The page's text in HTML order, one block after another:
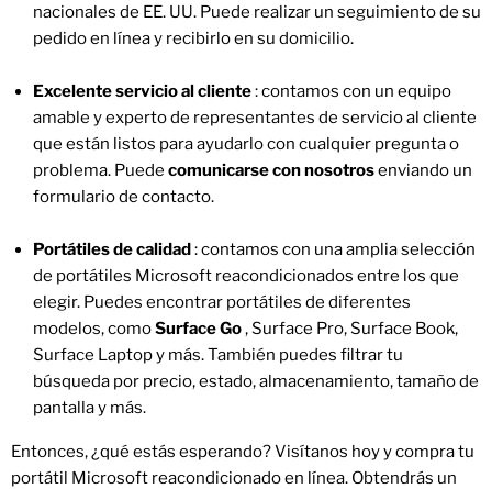
nacionales de EE. UU. Puede realizar un seguimiento de su
pedido en línea y recibirlo en su domicilio.
Excelente servicio al cliente: contamos con un equipo
amable y experto de representantes de servicio al cliente
que están listos para ayudarlo con cualquier pregunta o
problema. Puede comunicarse con nosotrosenviando un
formulario de contacto.
Portátiles de calidad: contamos con una amplia selección
de portátiles Microsoft reacondicionados entre los que
elegir. Puedes encontrar portátiles de diferentes
modelos, comoSurface Go, Surface Pro, Surface Book,
Surface Laptop y más. También puedes filtrar tu
búsqueda por precio, estado, almacenamiento, tamaño de
pantalla y más.
Entonces, ¿qué estás esperando? Visítanos hoy y compra tu
portátil Microsoft reacondicionado en línea. Obtendrás un